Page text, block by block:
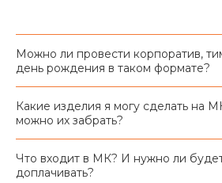
Можно ли провести корпоратив,
день рождения в таком формате?
Какие изделия я могу сделать на
можно их забрать?
Что входит в МК? И нужно ли будет
доплачивать?